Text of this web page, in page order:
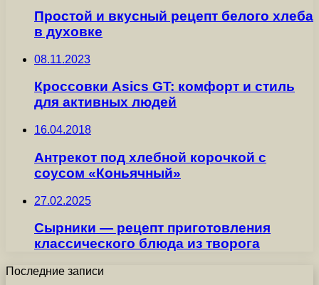
Простой и вкусный рецепт белого хлеба
в духовке
08.11.2023
Кроссовки Asics GT: комфорт и стиль
для активных людей
16.04.2018
Антрекот под хлебной корочкой с
соусом «Коньячный»
27.02.2025
Сырники — рецепт приготовления
классического блюда из творога
Последние записи